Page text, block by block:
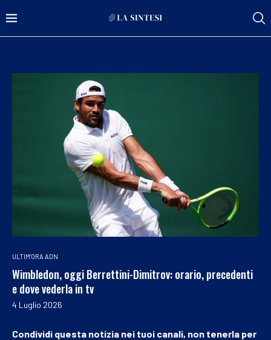
ULTIM'ORA ADN
Wimbledon, oggi Berrettini-Dimitrov: orario, precedenti
e dove vederla in tv
4 Luglio 2026
Condividi questa notizia nei tuoi canali, non tenerla per